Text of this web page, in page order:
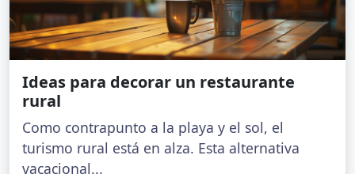
Ideas para decorar un restaurante
rural
Como contrapunto a la playa y el sol, el
turismo rural está en alza. Esta alternativa
vacacional...